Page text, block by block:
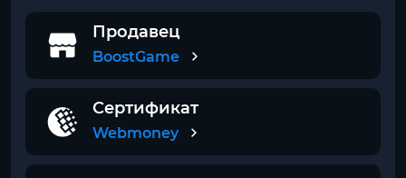
Продавец
BoostGame
Сертификат
Webmoney